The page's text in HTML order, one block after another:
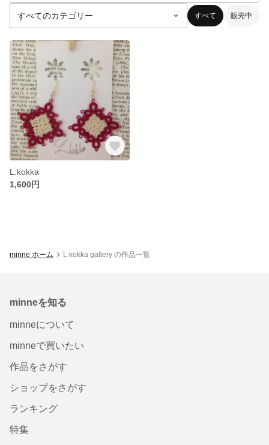
すべて 販売中
L.kokka
1,600円
minne ホーム L.kokka gallery の作品一覧
minneを知る
minneについて
minneで買いたい
作品をさがす
ショップをさがす
ランキング
特集